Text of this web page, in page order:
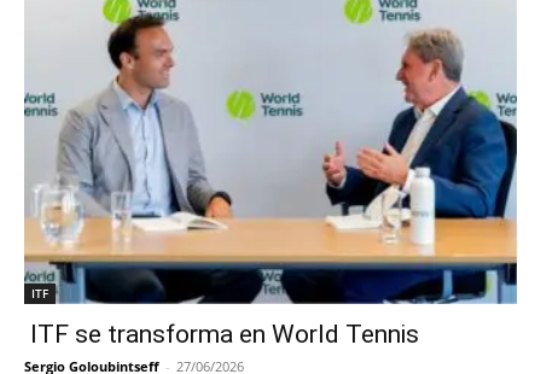
ITF
ITF se transforma en World Tennis
Sergio Goloubintseff - 27/06/2026